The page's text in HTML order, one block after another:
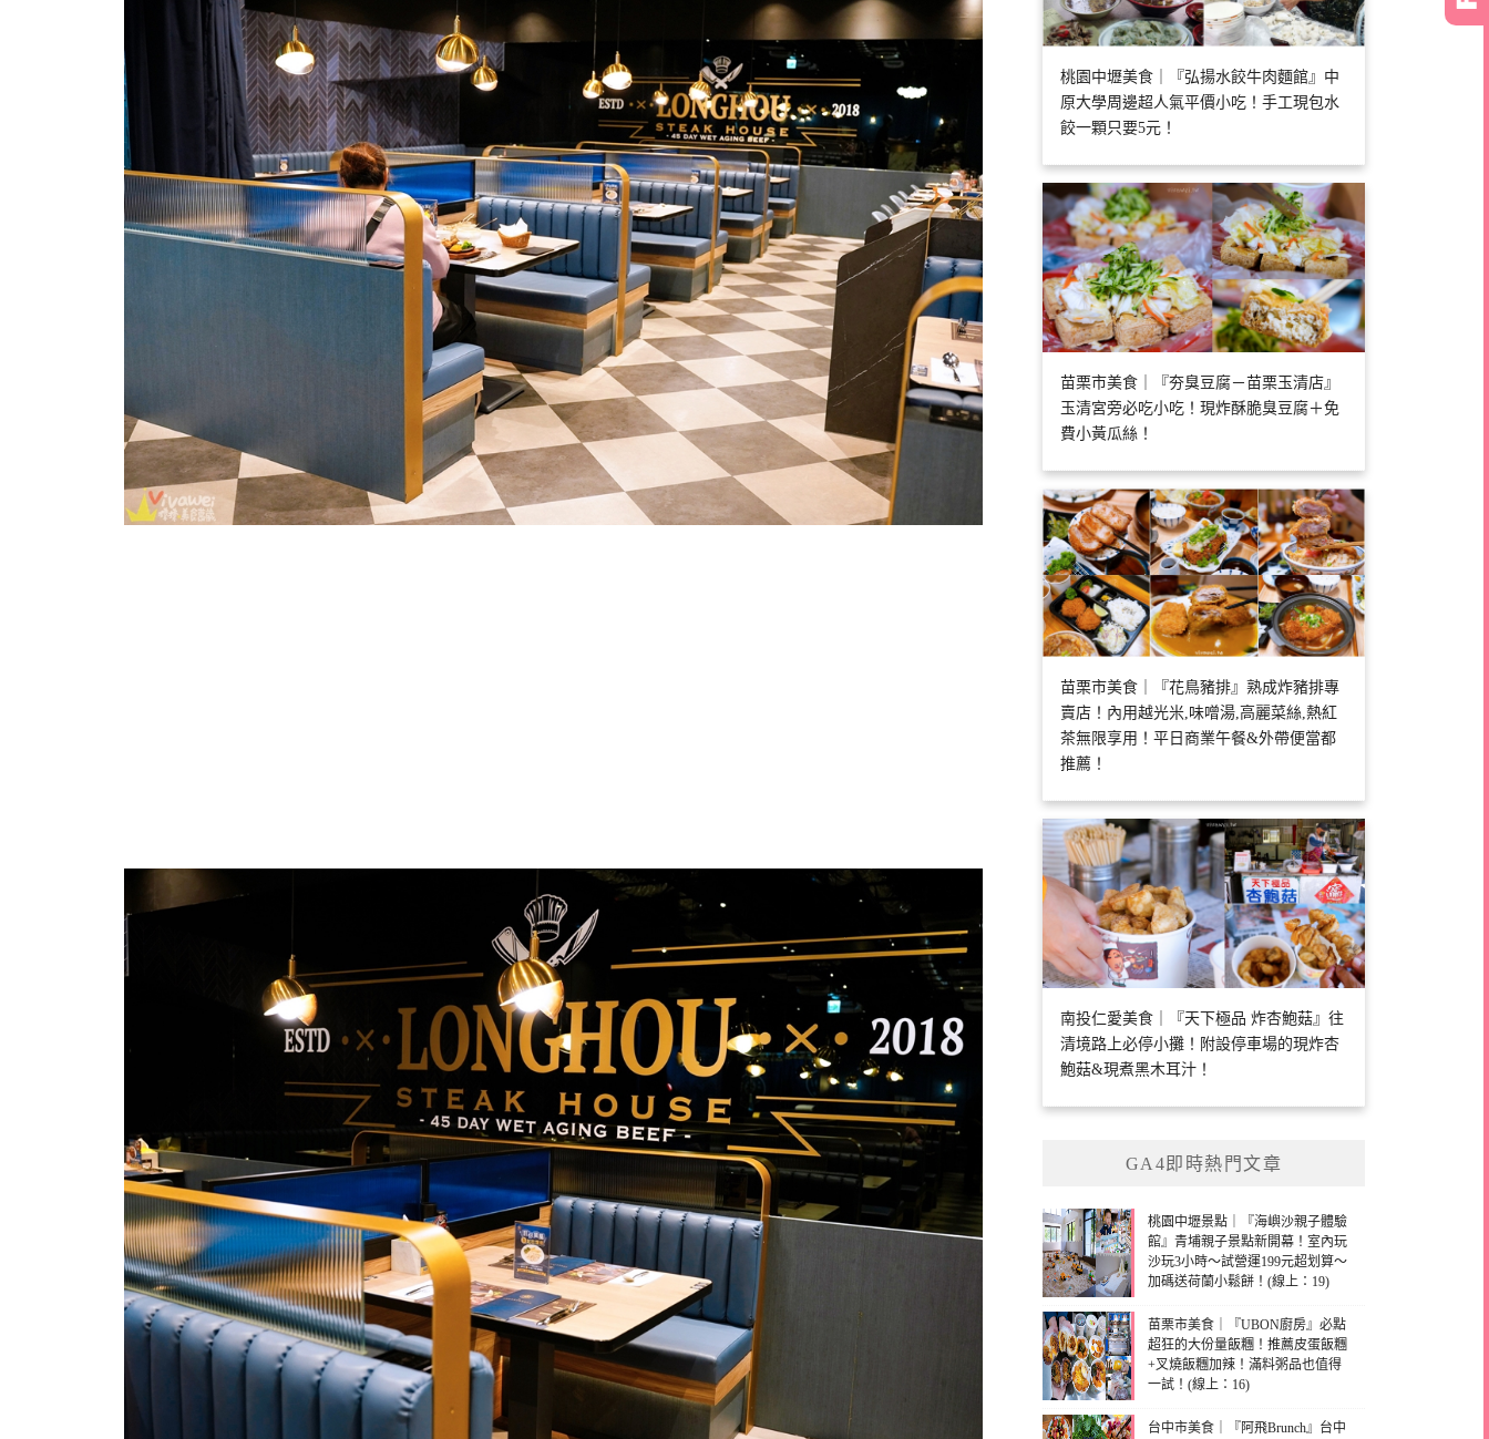
桃園中壢美食｜『弘揚水餃牛肉麵館』中
原大學周邊超人氣平價小吃！手工現包水
餃一顆只要5元！
苗栗市美食｜『夯臭豆腐－苗栗玉清店』
玉清宮旁必吃小吃！現炸酥脆臭豆腐＋免
費小黃瓜絲！
苗栗市美食｜『花鳥豬排』熟成炸豬排專
賣店！內用越光米,味噌湯,高麗菜絲,熱紅
茶無限享用！平日商業午餐&外帶便當都
推薦！
南投仁愛美食｜『天下極品 炸杏鮑菇』往
清境路上必停小攤！附設停車場的現炸杏
鮑菇&現煮黑木耳汁！
GA4即時熱門文章
桃園中壢景點｜『海嶼沙親子體驗
館』青埔親子景點新開幕！室內玩
沙玩3小時～試營運199元超划算～
加碼送荷蘭小鬆餅！(線上：19)
苗栗市美食｜『UBON廚房』必點
超狂的大份量飯糰！推薦皮蛋飯糰
+叉燒飯糰加辣！滿料粥品也值得
一試！(線上：16)
台中市美食｜『阿飛Brunch』台中